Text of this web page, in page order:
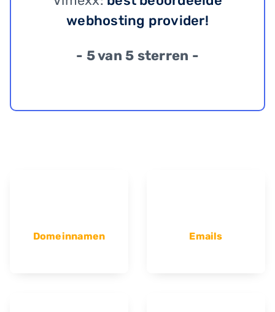
webhosting provider!
- 5 van 5 sterren -
Domeinnamen Emails